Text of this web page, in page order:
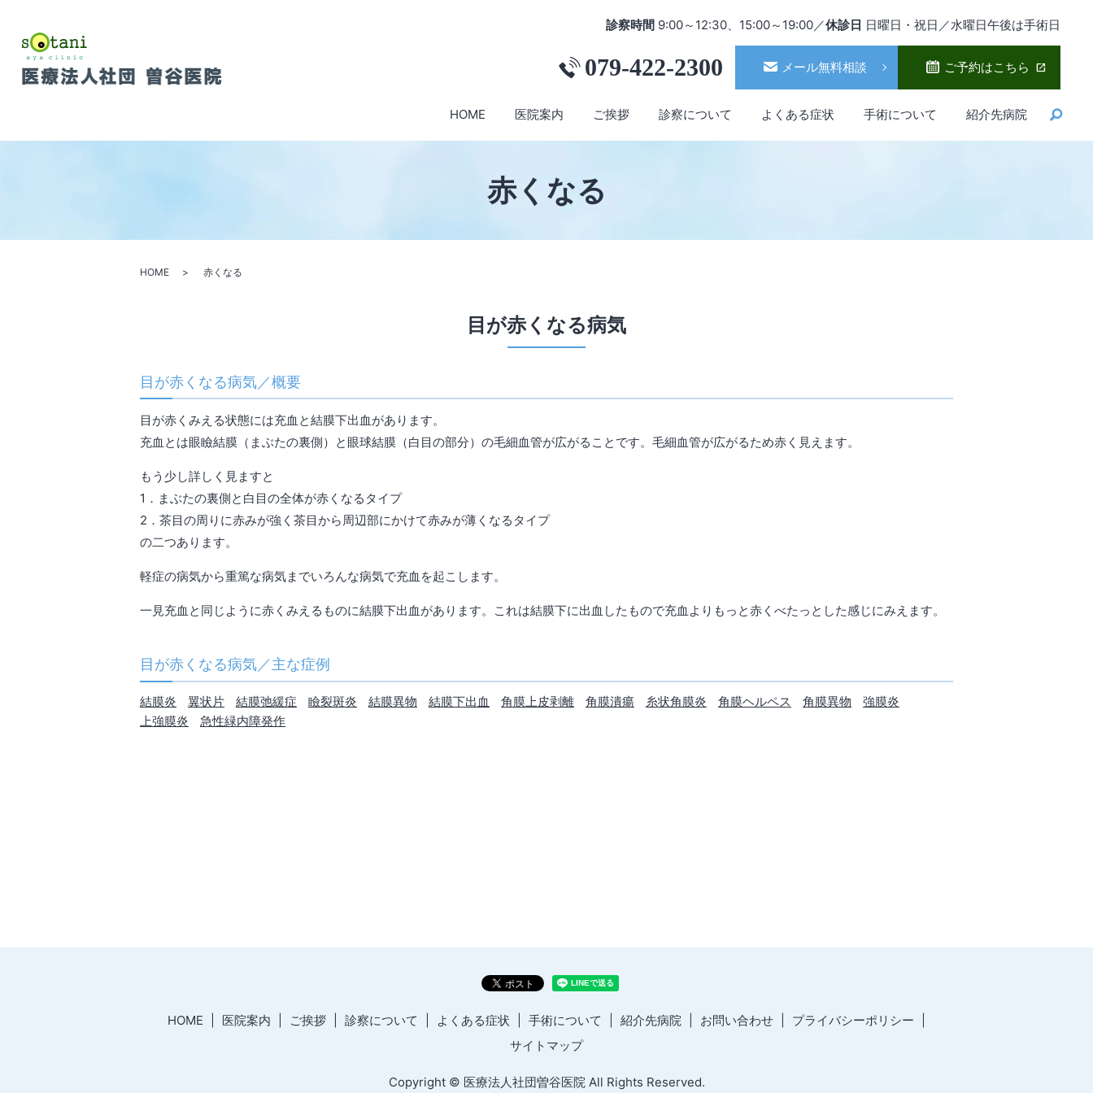
HOME 医院案内 ご挨拶 診察について よくある症状 手術について 紹介先病院
診察時間9:00～12:30、15:00～19:00／休診日 日曜日・祝日／水曜日午後は手術日
079-422-2300 メール無料相談 ご予約はこちら
赤くなる
HOME 赤くなる
目が赤くなる病気
目が赤くなる病気／概要
目が赤くみえる状態には充血と結膜下出血があります。
充血とは眼瞼結膜（まぶたの裏側）と眼球結膜（白目の部分）の毛細血管が広がることです。毛細血管が広がるため赤く見えます。
もう少し詳しく見ますと
1．まぶたの裏側と白目の全体が赤くなるタイプ
2．茶目の周りに赤みが強く茶目から周辺部にかけて赤みが薄くなるタイプ
の二つあります。
軽症の病気から重篤な病気までいろんな病気で充血を起こします。
一見充血と同じように赤くみえるものに結膜下出血があります。これは結膜下に出血したもので充血よりもっと赤くべたっとした感じにみえます。
目が赤くなる病気／主な症例
結膜炎 翼状片 結膜弛緩症 瞼裂斑炎 結膜異物 結膜下出血 角膜上皮剥離 角膜潰瘍 糸状角膜炎 角膜ヘルペス 角膜異物
強膜炎
上強膜炎
急性緑内障発作
HOME 医院案内 ご挨拶 診察について よくある症状 手術について 紹介先病院 お問い合わせ
プライバシーポリシー
サイトマップ
Copyright © 医療法人社団曽谷医院 All Rights Reserved.